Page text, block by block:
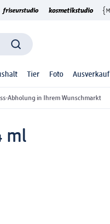
Tier Foto Ausverkauf
Abholung in Ihrem Wunschmarkt
ml